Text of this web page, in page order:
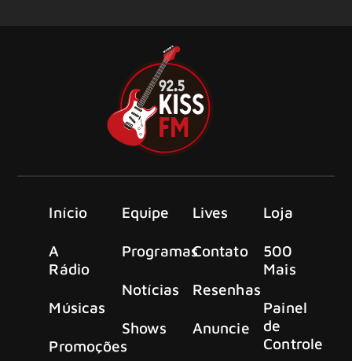
Início
A
Rádio
Músicas
Promoções
Equipe
Programas
Notícias
Shows
Lives
Contato
Resenhas
Anuncie
Loja
500
Mais
Painel
de
Controle